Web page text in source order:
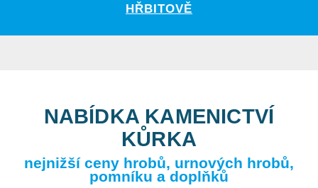
HŘBITOVĚ
NABÍDKA KAMENICTVÍ
KŮRKA
nejnižší ceny hrobů, urnových hrobů,
pomníku a doplňků